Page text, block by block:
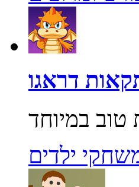
דראגו
ילדים